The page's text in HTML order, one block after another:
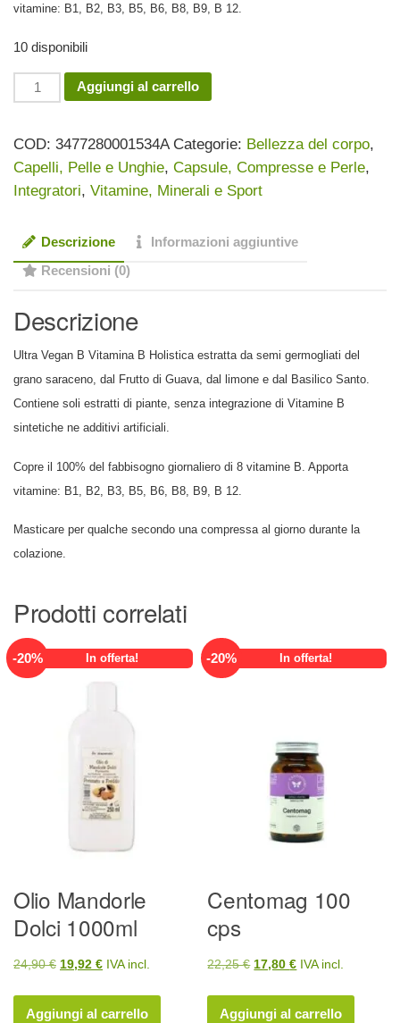
vitamine: B1, B2, B3, B5, B6, B8, B9, B 12.
10 disponibili
Ultra
Vegan
30
cpr
quantità
Aggiungi al carrello
COD: 3477280001534A Categorie: Bellezza del corpo,
Capelli, Pelle e Unghie, Capsule, Compresse e Perle,
Integratori, Vitamine, Minerali e Sport
Descrizione
Informazioni aggiuntive
Recensioni (0)
Descrizione
Ultra Vegan B Vitamina B Holistica estratta da semi germogliati del
grano saraceno, dal Frutto di Guava, dal limone e dal Basilico Santo.
Contiene soli estratti di piante, senza integrazione di Vitamine B
sintetiche ne additivi artificiali.
Copre il 100% del fabbisogno giornaliero di 8 vitamine B. Apporta
vitamine: B1, B2, B3, B5, B6, B8, B9, B 12.
Masticare per qualche secondo una compressa al giorno durante la
colazione.
Prodotti correlati
-20% In offerta!
Olio Mandorle
Dolci 1000ml
24,90€ Il
originale
19,92 €Il
attuale
IVA incl.
Aggiungi al carrello
-20% In offerta!
Centomag 100
cps
22,25€ Il
originale
17,80€Il
attuale
IVA incl.
Aggiungi al carrello